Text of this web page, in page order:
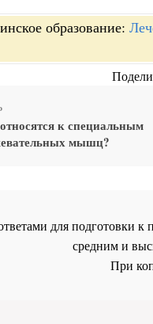
образование:
к специальным
мышц?
для подготовки
средним и
При